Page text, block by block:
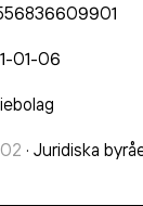
01-06
· Juridiska